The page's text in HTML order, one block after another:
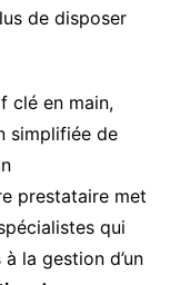
de disposer
clé en main,
simplifiée de
prestataire met
qui
la gestion d’un